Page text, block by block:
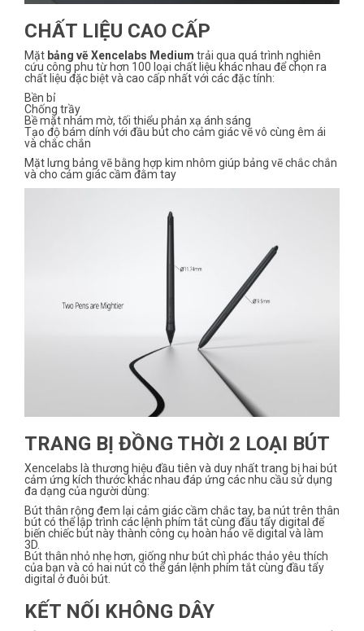
CHẤT LIỆU CAO CẤP
Mặt bảng vẽ Xencelabs Medium trải qua quá trình nghiên
cứu công phu từ hơn 100 loại chất liệu khác nhau để chọn ra
chất liệu đặc biệt và cao cấp nhất với các đặc tính:
Bền bỉ
Chống trầy
Bề mặt nhám mờ, tối thiểu phản xạ ánh sáng
Tạo độ bám dính với đầu bút cho cảm giác vẽ vô cùng êm ái
và chắc chắn
Mặt lưng bảng vẽ bằng hợp kim nhôm giúp bảng vẽ chắc chắn
và cho cảm giác cầm đằm tay
TRANG BỊ ĐỒNG THỜI 2 LOẠI BÚT
Xencelabs là thương hiệu đầu tiên và duy nhất trang bị hai bút
cảm ứng kích thước khác nhau đáp ứng các nhu cầu sử dụng
đa dạng của người dùng:
Bút thân rộng đem lại cảm giác cầm chắc tay, ba nút trên thân
bút có thể lập trình các lệnh phím tắt cùng đầu tẩy digital để
biến chiếc bút này thành công cụ hoàn hảo vẽ digital và làm
3D.
Bút thân nhỏ nhẹ hơn, giống như bút chì phác thảo yêu thích
của bạn và có hai nút có thể gán lệnh phím tắt cùng đầu tẩy
digital ở đuôi bút.
KẾT NỐI KHÔNG DÂY